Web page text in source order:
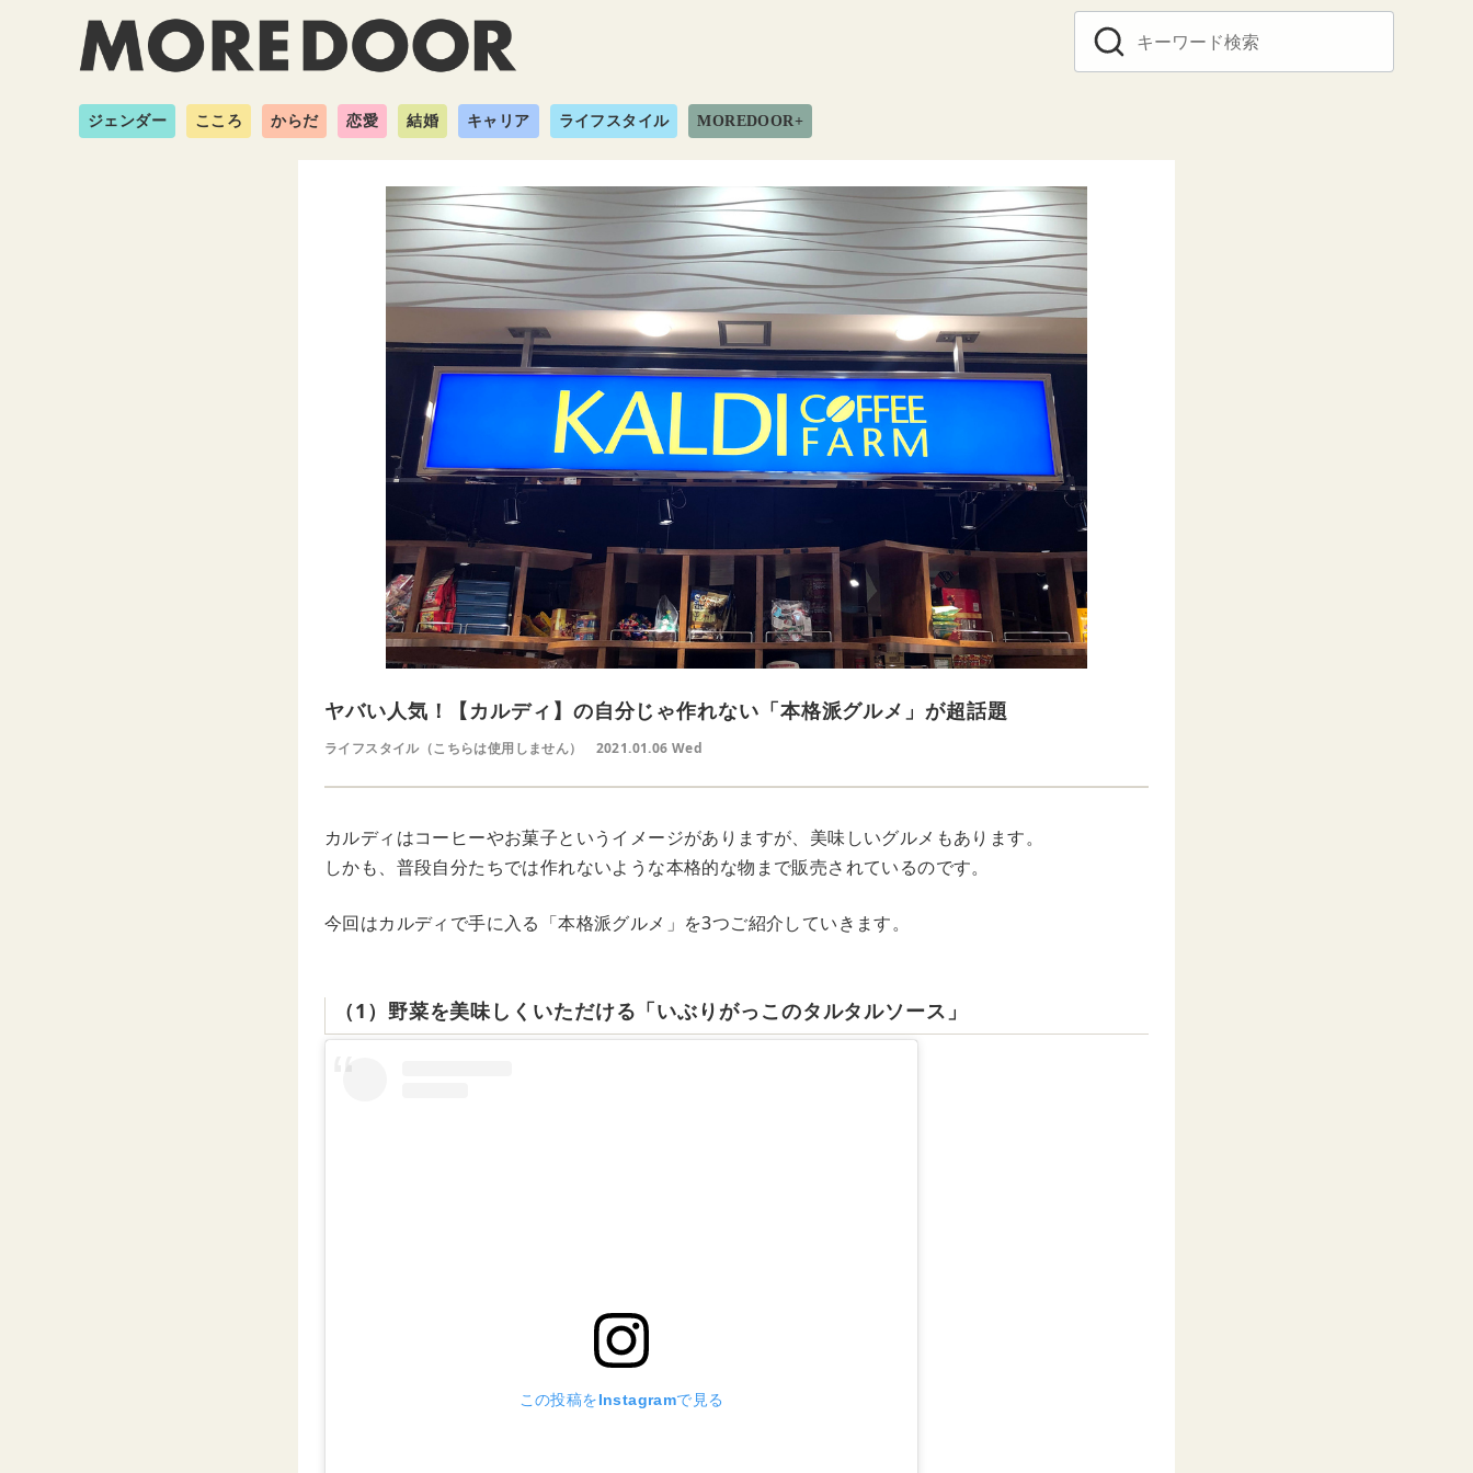
ジェンダー こころ からだ 恋愛 結婚 キャリア ライフスタイル MOREDOOR+
ヤバい人気！【カルディ】の自分じゃ作れない「本格派グルメ」が超話題
ライフスタイル（こちらは使用しません） 2021.01.06 Wed
カルディはコーヒーやお菓子というイメージがありますが、美味しいグルメもあります。
しかも、普段自分たちでは作れないような本格的な物まで販売されているのです。
今回はカルディで手に入る「本格派グルメ」を3つご紹介していきます。
（1）野菜を美味しくいただける「いぶりがっこのタルタルソース 」
この投稿をInstagramで見る